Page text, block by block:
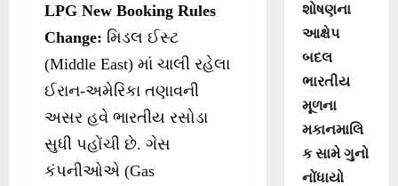
LPG New Booking Rules
Change: મિડલ ઈસ્ટ
(Middle East) માં ચાલી રહેલા
ઈરાન-અમેરિકા તણાવની
અસર હવે ભારતીય રસોડા
સુધી પહોંચી છે. ગેસ
કંપનીઓએ (Gas
શોષણના
આક્ષેપ
બદલ
ભારતીય
મૂળના
મકાનમાલિ
ક સામે ગુનો
નોંધાયો